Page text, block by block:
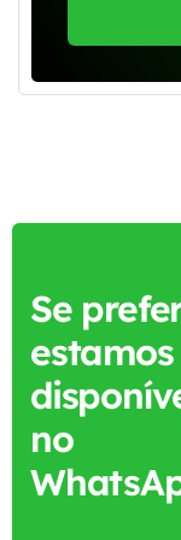
Se
estamos
no